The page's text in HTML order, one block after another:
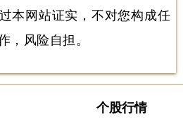
本网站证实，不对您构成任
，风险自担。
个股行情